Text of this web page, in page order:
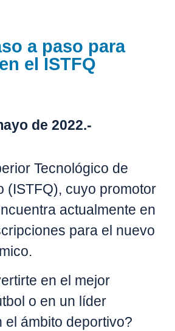
a paso para
el ISTFQ
de 2022.-
Tecnológico de
(ISTFQ), cuyo promotor
actualmente en
para el nuevo
en el mejor
o en un líder
el ámbito deportivo?